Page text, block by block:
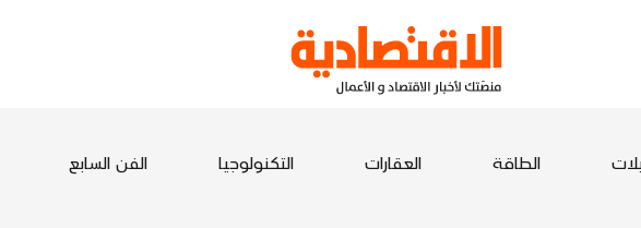
الطاقة العقارات التكنولوجيا الفن السابع